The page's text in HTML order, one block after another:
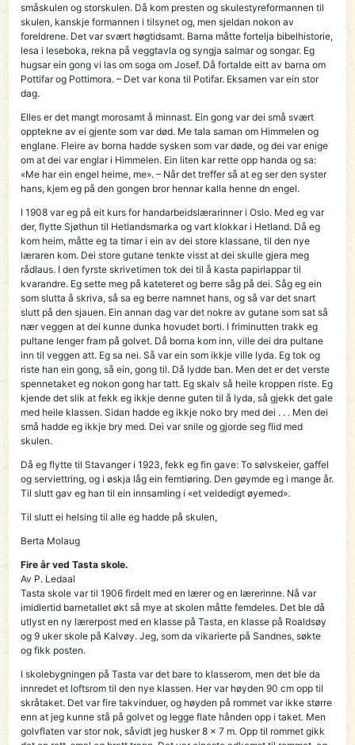
småskulen og storskulen. Då kom presten og skulestyreformannen til
skulen, kanskje formannen i tilsynet og, men sjeldan nokon av
foreldrene. Det var svært høgtidsamt. Barna måtte fortelja bibelhistorie,
lesa i leseboka, rekna på veggtavla og syngja salmar og songar. Eg
hugsar ein gong vi las om soga om Josef. Då fortalde eitt av barna om
Pottifar og Pottimora. – Det var kona til Potifar. Eksamen var ein stor
dag.
Elles er det mangt morosamt å minnast. Ein gong var dei små svært
opptekne av ei gjente som var død. Me tala saman om Himmelen og
englane. Fleire av borna hadde sysken som var døde, og dei var enige
om at dei var englar i Himmelen. Ein liten kar rette opp handa og sa:
«Me har ein engel heime, me». – Når det treffer så at eg ser den syster
hans, kjem eg på den gongen bror hennar kalla henne dn engel.
I 1908 var eg på eit kurs for handarbeidslærarinner i Oslo. Med eg var
der, flytte Sjøthun til Hetlandsmarka og vart klokkar i Hetland. Då eg
kom heim, måtte eg ta timar i ein av dei store klassane, til den nye
læraren kom. Dei store gutane tenkte visst at dei skulle gjera meg
rådlaus. I den fyrste skrivetimen tok dei til å kasta papirlappar til
kvarandre. Eg sette meg på kateteret og berre såg på dei. Såg eg ein
som slutta å skriva, så sa eg berre namnet hans, og så var det snart
slutt på den sjauen. Ein annan dag var det nokre av gutane som sat så
nær veggen at dei kunne dunka hovudet borti. I friminutten trakk eg
pultane lenger fram på golvet. Då borna kom inn, ville dei dra pultane
inn til veggen att. Eg sa nei. Så var ein som ikkje ville lyda. Eg tok og
riste han ein gong, så ein, gong til. Då lydde ban. Men det er det verste
spennetaket eg nokon gong har tatt. Eg skalv så heile kroppen riste. Eg
kjende det slik at fekk eg ikkje denne guten til å lyda, så gjekk det gale
med heile klassen. Sidan hadde eg ikkje noko bry med dei . . . Men dei
små hadde eg ikkje bry med. Dei var snile og gjorde seg flid med
skulen.
Då eg flytte til Stavanger i 1923, fekk eg fin gave: To sølvskeier, gaffel
og serviettring, og i øskja låg ein femtiøring. Den gøymde eg i mange år.
Til slutt gav eg han til ein innsamling i «et veldedigt øyemed».
Til slutt ei helsing til alle eg hadde på skulen,
Berta Molaug
Fire år ved Tasta skole.
Av P. Ledaal
Tasta skole var til 1906 firdelt med en lærer og en lærerinne. Nå var
imidlertid barnetallet økt så mye at skolen måtte femdeles. Det ble då
utlyst en ny lærerpost med en klasse på Tasta, en klasse på Roaldsøy
og 9 uker skole på Kalvøy. Jeg, som da vikarierte på Sandnes, søkte
og fikk posten.
I skolebygningen på Tasta var det bare to klasserom, men det ble da
innredet et loftsrom til den nye klassen. Her var høyden 90 cm opp til
skråtaket. Det var fire takvinduer, og høyden på rommet var ikke større
enn at jeg kunne stå på golvet og legge flate hånden opp i taket. Men
golvflaten var stor nok, såvidt jeg husker 8 x 7 m. Opp til rommet gikk